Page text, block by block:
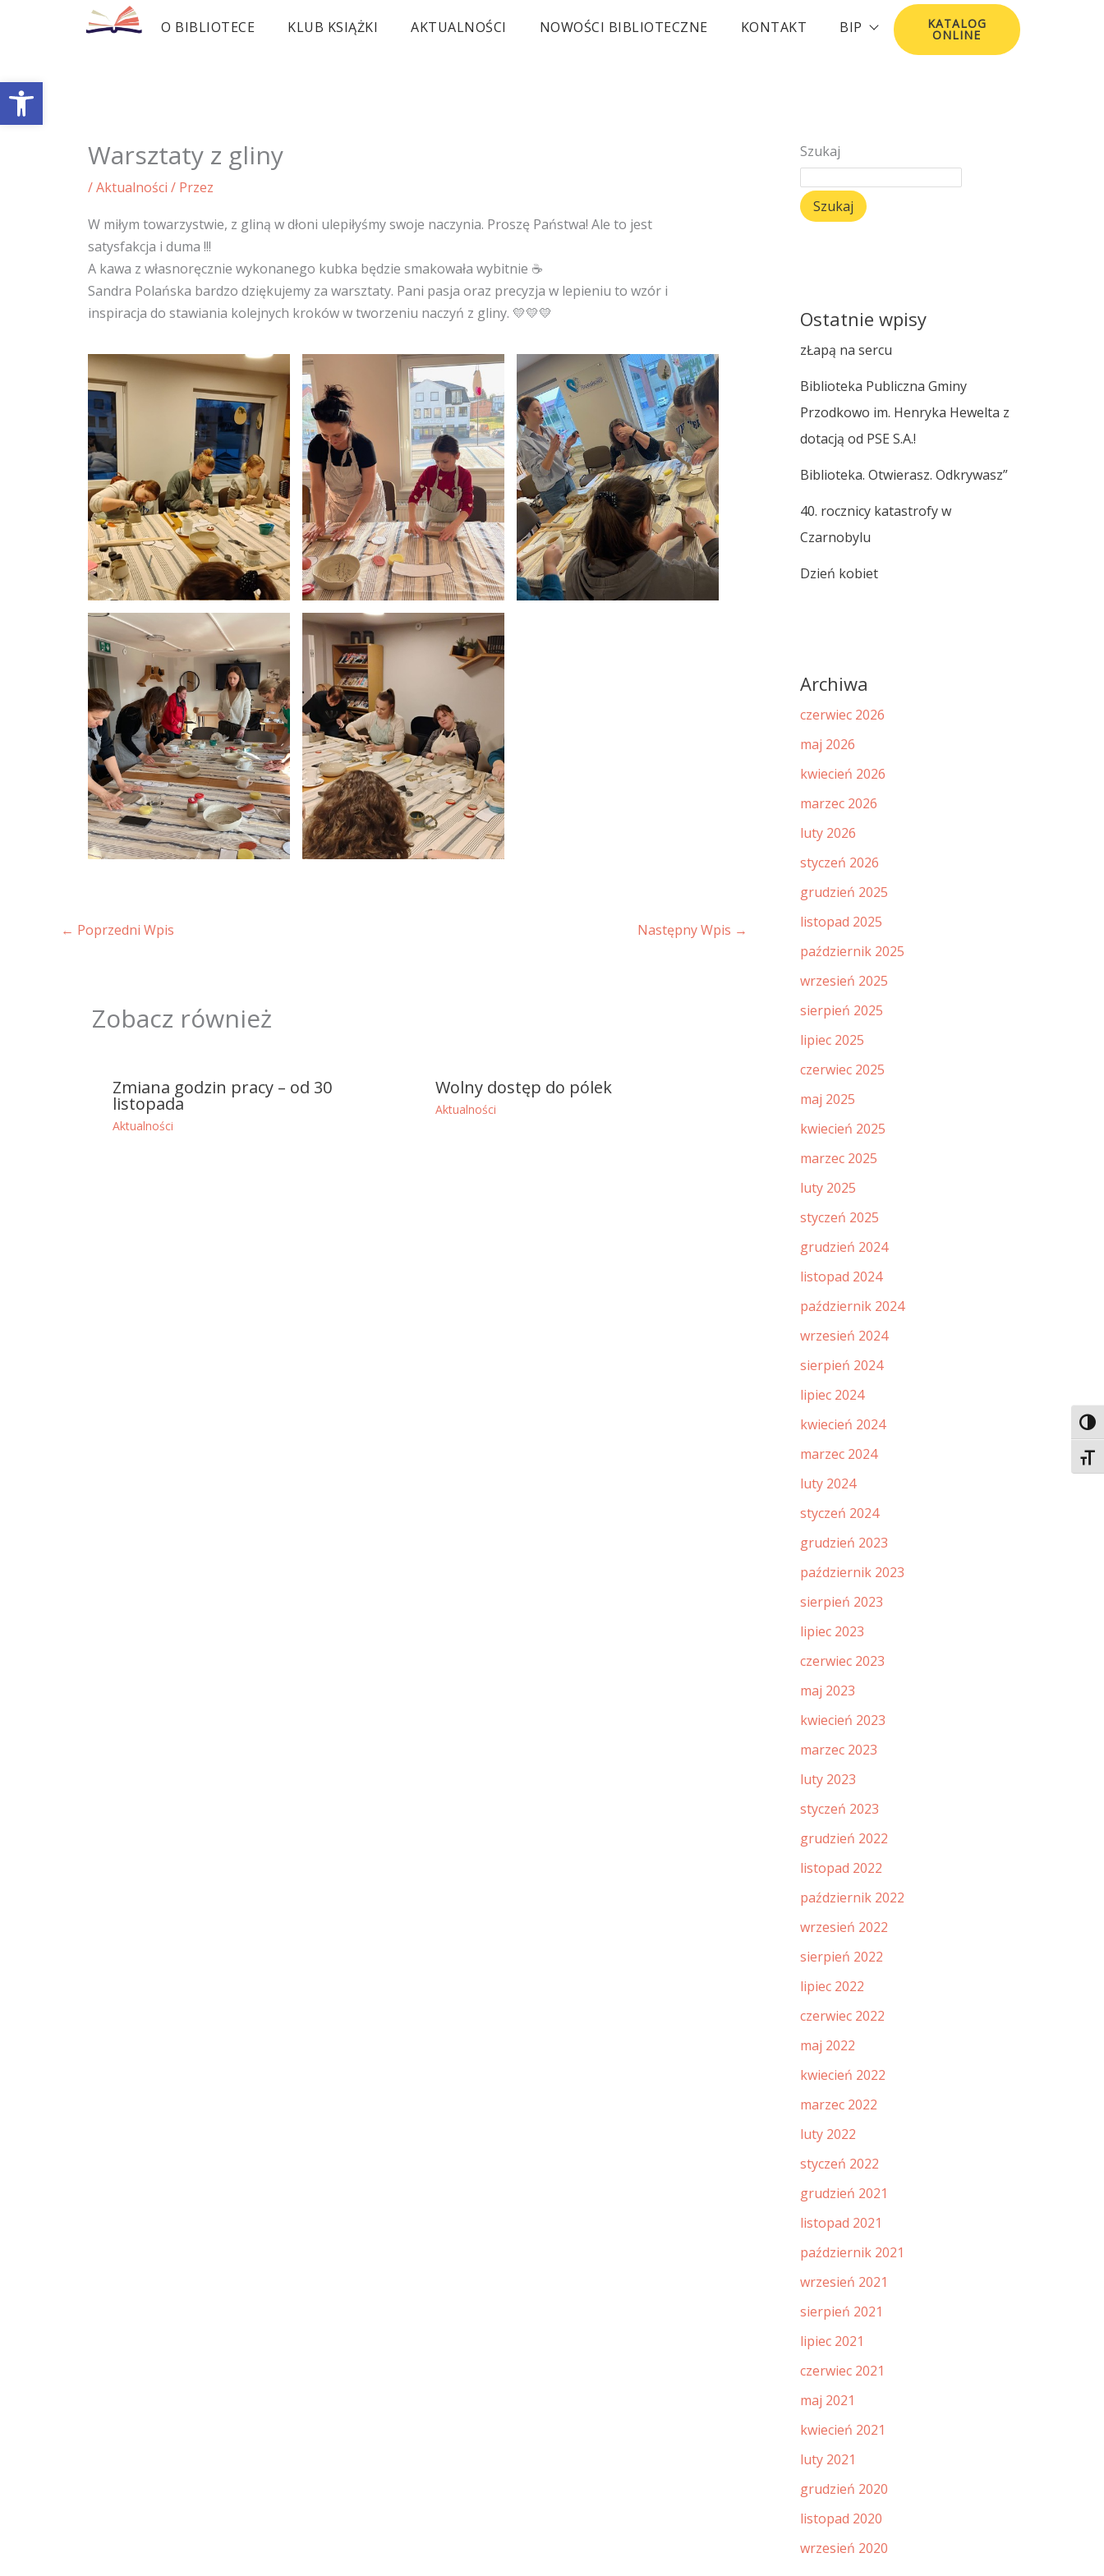
Otwórz pasek narzędzi
O BIBLIOTECE KLUB KSIĄŻKI AKTUALNOŚCI NOWOŚCI BIBLIOTECZNE KONTAKT BIP KATALOG
ONLINE
Warsztaty z gliny
/Aktualności / Przez
W miłym towarzystwie, z gliną w dłoni ulepiłyśmy swoje naczynia. Proszę Państwa! Ale to jest
satysfakcja i duma !!!
A kawa z własnoręcznie wykonanego kubka będzie smakowała wybitnie ☕
Sandra Polańska bardzo dziękujemy za warsztaty. Pani pasja oraz precyzja w lepieniu to wzór i
inspiracja do stawiania kolejnych kroków w tworzeniu naczyń z gliny. 💛💛💛
← Poprzedni Wpis Następny Wpis →
Zobacz również
Zmiana godzin pracy – od 30
listopada
Aktualności
Wolny dostęp do pólek
Aktualności
Szukaj
Szukaj
Ostatnie wpisy
zŁapą na sercu
Biblioteka Publiczna Gminy
Przodkowo im. Henryka Hewelta z
dotacją od PSE S.A.!
Biblioteka. Otwierasz. Odkrywasz”
40. rocznicy katastrofy w
Czarnobylu
Dzień kobiet
Archiwa
czerwiec 2026
maj 2026
kwiecień 2026
marzec 2026
luty 2026
styczeń 2026
grudzień 2025
listopad 2025
październik 2025
wrzesień 2025
sierpień 2025
lipiec 2025
czerwiec 2025
maj 2025
kwiecień 2025
marzec 2025
luty 2025
styczeń 2025
grudzień 2024
listopad 2024
październik 2024
wrzesień 2024
sierpień 2024
lipiec 2024
kwiecień 2024
marzec 2024
luty 2024
styczeń 2024
grudzień 2023
październik 2023
sierpień 2023
lipiec 2023
czerwiec 2023
maj 2023
kwiecień 2023
marzec 2023
luty 2023
styczeń 2023
grudzień 2022
listopad 2022
październik 2022
wrzesień 2022
sierpień 2022
lipiec 2022
czerwiec 2022
maj 2022
kwiecień 2022
marzec 2022
luty 2022
styczeń 2022
grudzień 2021
listopad 2021
październik 2021
wrzesień 2021
sierpień 2021
lipiec 2021
czerwiec 2021
maj 2021
kwiecień 2021
luty 2021
grudzień 2020
listopad 2020
wrzesień 2020